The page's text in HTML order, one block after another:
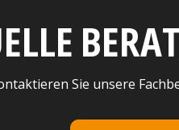
Sie unsere